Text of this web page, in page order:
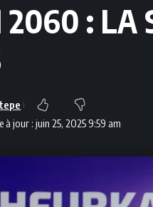
: LA
à jour : juin 25, 2025 9:59 am